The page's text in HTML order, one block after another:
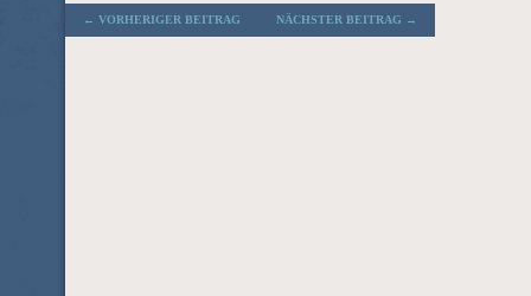
POST NAVIGATION
← VORHERIGER BEITRAG NÄCHSTER BEITRAG →